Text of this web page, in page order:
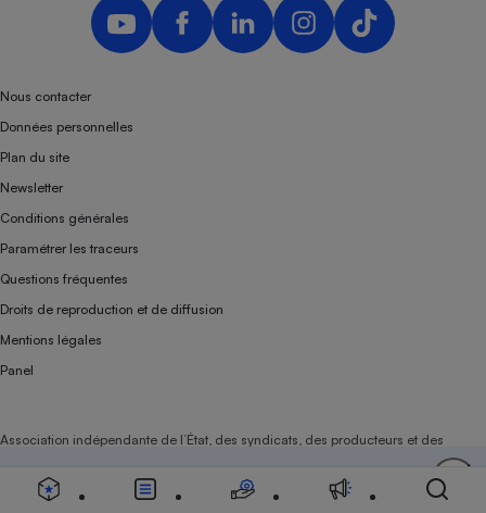
Soutenez-nous
Nous contacter
Données personnelles
Plan du site
Newsletter
Conditions générales
Paramétrer les traceurs
Questions fréquentes
Droits de reproduction et de diffusion
Mentions légales
Panel
Association indépendante de l’État, des syndicats, des producteurs et des